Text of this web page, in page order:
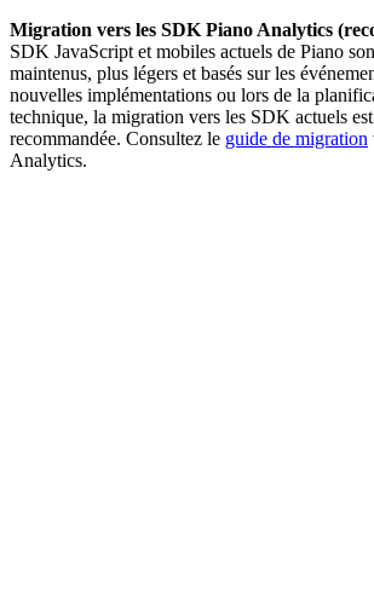
Migration vers les SDK Piano Analytics
SDK JavaScript et mobiles actuels de Piano
maintenus, plus légers et basés sur les
nouvelles implémentations ou lors de la
technique, la migration vers les SDK actuels
recommandée. Consultez le guide de migration
Analytics.